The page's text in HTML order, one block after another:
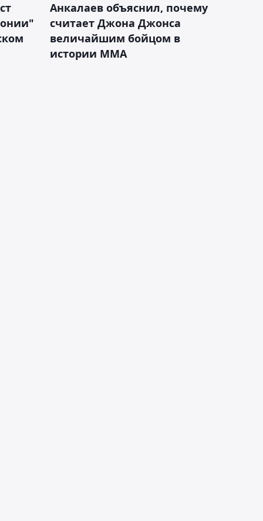
Анкалаев объяснил, почему
считает Джона Джонса
величайшим бойцом в
истории ММА